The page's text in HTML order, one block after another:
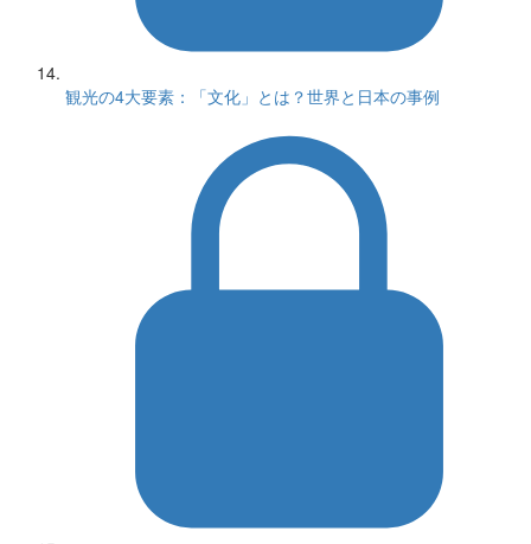
観光の4大要素：「文化」とは？世界と日本の事例